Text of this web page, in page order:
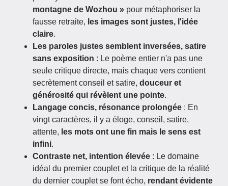
montagne de Wozhou » pour métaphoriser la
fausse retraite, les images sont justes, l'idée
claire.
Les paroles justes semblent inversées, satire
sans exposition : Le poème entier n'a pas une
seule critique directe, mais chaque vers contient
secrètement conseil et satire, douceur et
générosité qui révèlent une pointe.
Langage concis, résonance prolongée : En
vingt caractères, il y a éloge, conseil, satire,
attente, les mots ont une fin mais le sens est
infini.
Contraste net, intention élevée : Le domaine
idéal du premier couplet et la critique de la réalité
du dernier couplet se font écho, rendant évidente